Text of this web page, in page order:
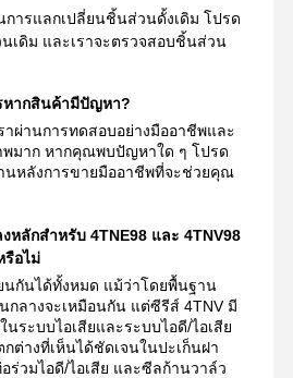
การแลกเปลี่ยนชิ้นส่วนดั้งเดิม โปรด
เดิม และเราจะตรวจสอบชิ้นส่วน
หากสินค้ามีปัญหา?
ผ่านการทดสอบอย่างมืออาชีพและ
มาก หากคุณพบปัญหาใด ๆ โปรด
นหลังการขายมืออาชีพที่จะช่วยคุณ
หลักสำหรับ 4TNE98 และ 4TNV98
รือไม่
นกันได้ทั้งหมด แม้ว่าโดยพื้นฐาน
กลางจะเหมือนกัน แต่ซีรีส์ 4TNV มี
ระบบไอเสียและระบบไอดี/ไอเสีย
ต่างที่เห็นได้ชัดเจนในปะเก็นฝา
ร่วมไอดี/ไอเสีย และซีลก้านวาล์ว